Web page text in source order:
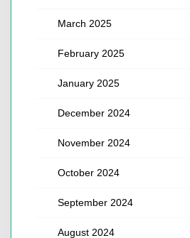
March 2025
February 2025
January 2025
December 2024
November 2024
October 2024
September 2024
August 2024